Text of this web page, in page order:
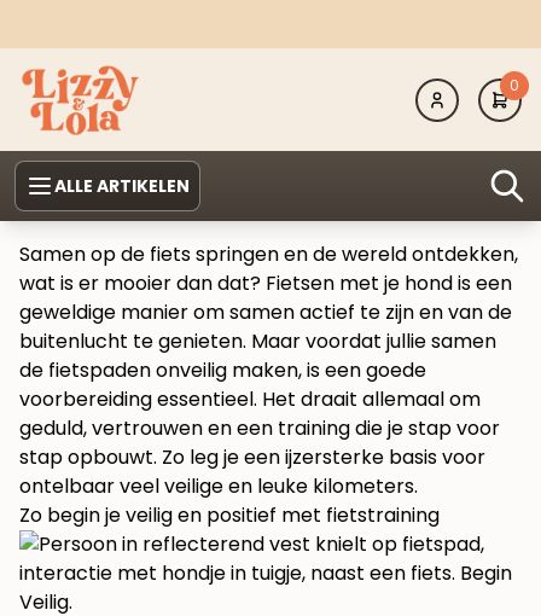
0
ALLE ARTIKELEN
Samen op de fiets springen en de wereld ontdekken,
wat is er mooier dan dat? Fietsen met je hond is een
geweldige manier om samen actief te zijn en van de
buitenlucht te genieten. Maar voordat jullie samen
de fietspaden onveilig maken, is een goede
voorbereiding essentieel. Het draait allemaal om
geduld, vertrouwen en een training die je stap voor
stap opbouwt. Zo leg je een ijzersterke basis voor
ontelbaar veel veilige en leuke kilometers.
Zo begin je veilig en positief met fietstraining